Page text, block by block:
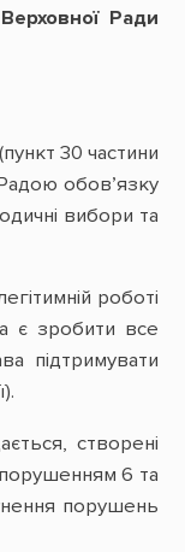
Ради
30 частини
обов’язку
вибори та
роботі
є зробити все
підтримувати
створені
порушенням 6 та
порушень